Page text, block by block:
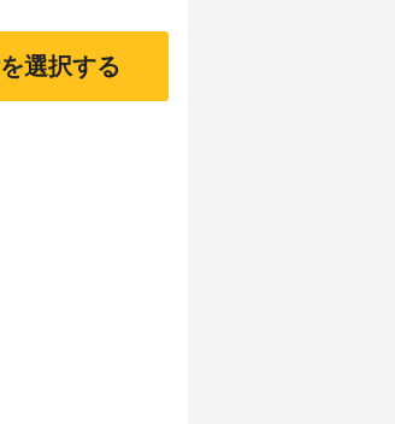
選択する